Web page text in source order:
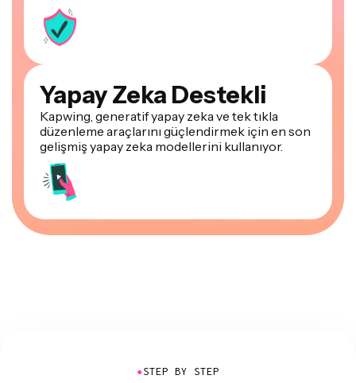
Yapay Zeka Destekli
Kapwing, generatif yapay zeka ve tek tıkla
düzenleme araçlarını güçlendirmek için en son
gelişmiş yapay zeka modellerini kullanıyor.
●STEP BY STEP